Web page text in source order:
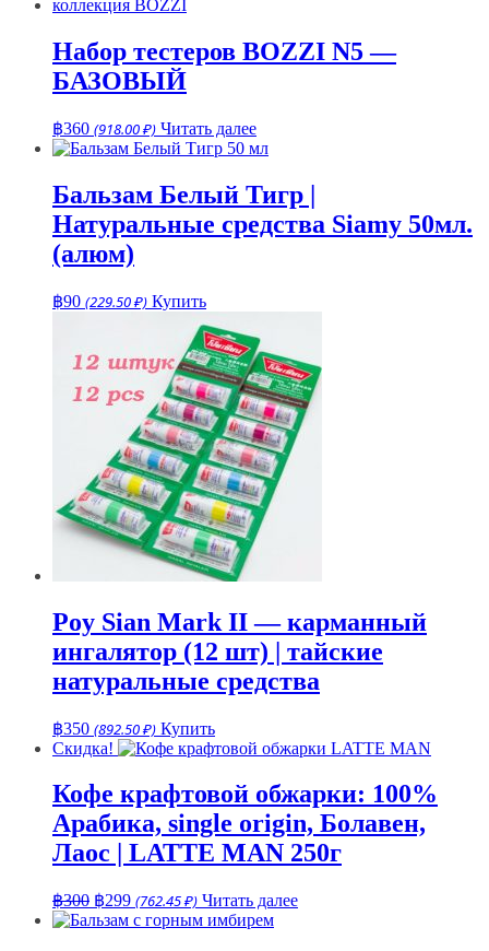
฿295.
Набор тестеров BOZZI N5 —
БАЗОВЫЙ
฿360 (918.00 ₽) Читать далее
Бальзам Белый Тигр |
Натуральные средства Siamy 50мл.
(алюм)
฿90 (229.50 ₽) Купить
Poy Sian Mark II — карманный
ингалятор (12 шт) | тайские
натуральные средства
฿350 (892.50 ₽) Купить
Скидка!
Кофе крафтовой обжарки: 100%
Арабика, single origin, Болавен,
Лаос | LATTE MAN 250г
฿300 Первоначальная
цена
฿299Текущая
цена:
(762.45 ₽) Читать далее